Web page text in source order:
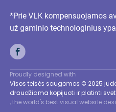
*Prie VLK kompensuojamos
už gaminio technologinius
Proudly designed with
Visos teisės saugomos © 2025
draudžiama kopijuoti ir platinti
, the world's best visual website